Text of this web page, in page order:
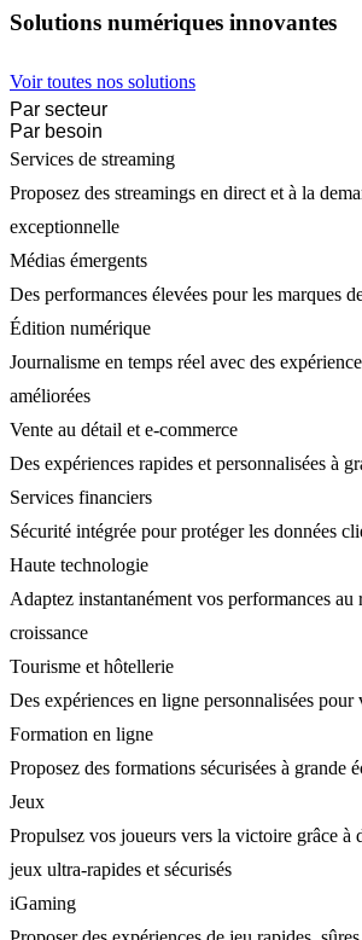
Solutions numériques innovantes
Voir toutes nos solutions
Par secteur
Par besoin
Services de streaming
Proposez des streamings en direct et à la
exceptionnelle
Médias émergents
Des performances élevées pour les marques
Édition numérique
Journalisme en temps réel avec des
améliorées
Vente au détail et e-commerce
Des expériences rapides et personnalisées à
Services financiers
Sécurité intégrée pour protéger les données
Haute technologie
Adaptez instantanément vos performances au
croissance
Tourisme et hôtellerie
Des expériences en ligne personnalisées
Formation en ligne
Proposez des formations sécurisées à grande
Jeux
Propulsez vos joueurs vers la victoire grâce à
jeux ultra-rapides et sécurisés
iGaming